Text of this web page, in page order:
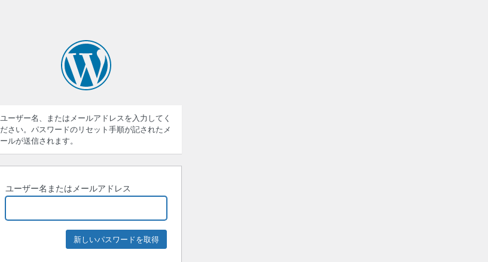
ユーザー名、またはメールアドレスを入力してく
ださい。パスワードのリセット手順が記されたメ
ールが送信されます。
ユーザー名またはメールアドレス